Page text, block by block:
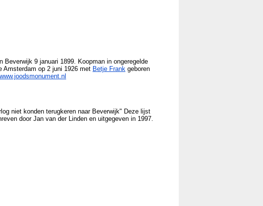
Beverwijk 9 januari 1899. Koopman in ongeregelde
Amsterdam op 2 juni 1926 met Betje Frank geboren
www.joodsmonument.nl
niet konden terugkeren naar Beverwijk" Deze lijst
door Jan van der Linden en uitgegeven in 1997.